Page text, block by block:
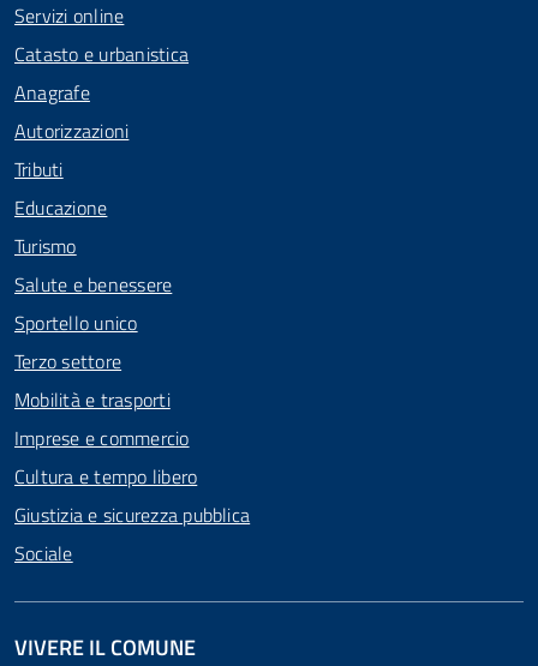
Servizi online
Catasto e urbanistica
Anagrafe
Autorizzazioni
Tributi
Educazione
Turismo
Salute e benessere
Sportello unico
Terzo settore
Mobilità e trasporti
Imprese e commercio
Cultura e tempo libero
Giustizia e sicurezza pubblica
Sociale
VIVERE IL COMUNE